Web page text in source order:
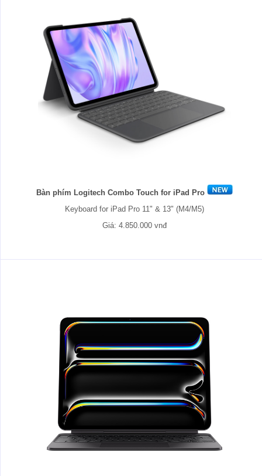
Bàn phím Logitech Combo Touch for iPad Pro
Keyboard for iPad Pro 11" & 13" (M4/M5)
Giá: 4.850.000 vnđ